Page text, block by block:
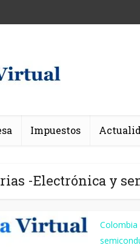
Impuestos
-Electrónica y
Colombia